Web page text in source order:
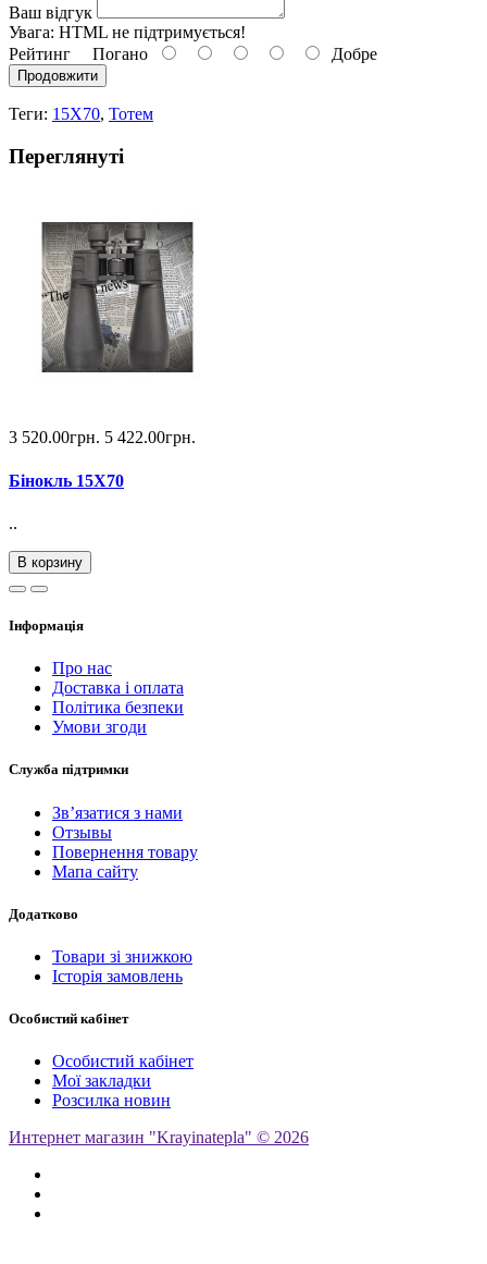
Ваш відгук
Увага: HTML не підтримується!
Рейтинг Погано Добре
Продовжити
Теги: 15X70, Тотем
Переглянуті
3 520.00грн. 5 422.00грн.
Бінокль 15X70
..
В корзину
Інформація
Про нас
Доставка і оплата
Політика безпеки
Умови згоди
Служба підтримки
Зв’язатися з нами
Отзывы
Повернення товару
Мапа сайту
Додатково
Товари зі знижкою
Історія замовлень
Особистий кабінет
Особистий кабінет
Мої закладки
Розсилка новин
Интернет магазин "Krayinatepla" © 2026